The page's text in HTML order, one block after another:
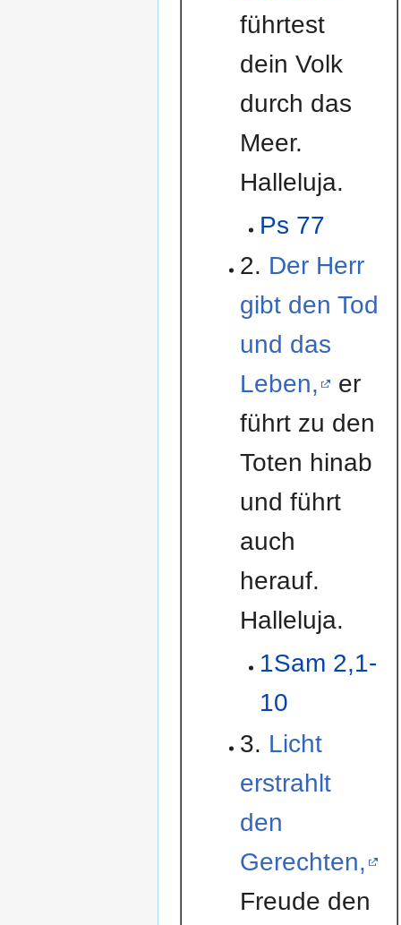
führtest
dein Volk
durch das
Meer.
Halleluja.
Ps 77
2. Der Herr
gibt den Tod
und das
Leben,
er
führt zu den
Toten hinab
und führt
auch
herauf.
Halleluja.
1Sam 2,1-
10
3. Licht
erstrahlt
den
Gerechten,
Freude den